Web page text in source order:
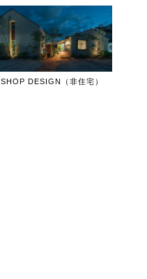
SHOP DESIGN（非住宅）